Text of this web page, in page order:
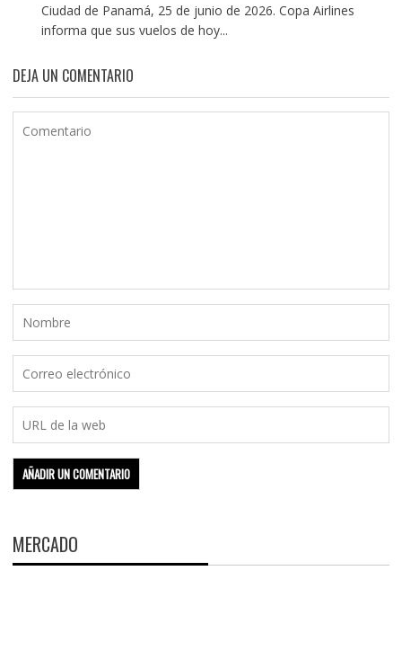
Ciudad de Panamá, 25 de junio de 2026. Copa Airlines
informa que sus vuelos de hoy...
DEJA UN COMENTARIO
MERCADO